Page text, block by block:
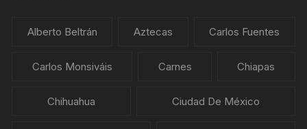
Alberto Beltrán Aztecas Carlos Fuentes
Carlos Monsiváis Carnes Chiapas
Chihuahua Ciudad De México